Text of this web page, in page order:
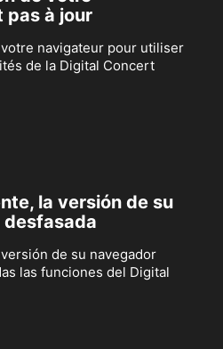
pas à jour
navigateur pour utiliser
de la Digital Concert
la versión de su
de su navegador
las funciones del Digital